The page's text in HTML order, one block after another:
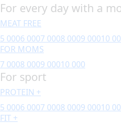
For every day with a
MEAT FREE
5 0006 0007 0008 0009 00010
FOR MOMS
7 0008 0009 00010 000
For sport
PROTEIN +
5 0006 0007 0008 0009 00010
FIT +